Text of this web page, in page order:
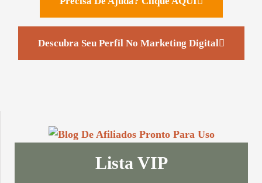
Descubra Seu Perfil No Marketing Digital
Lista VIP